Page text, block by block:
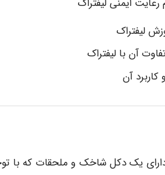
لیفتراک
آن با لیفتراک
کاربرد آن
یک دکل شاخک و ملحقات که با